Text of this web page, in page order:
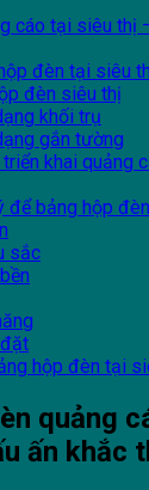
cáo tại siêu thị
đèn tại siêu
đèn siêu thị
khối trụ
gắn tường
khai quảng
để bảng hộp
sắc
hộp đèn tại
quảng
ấn khắc